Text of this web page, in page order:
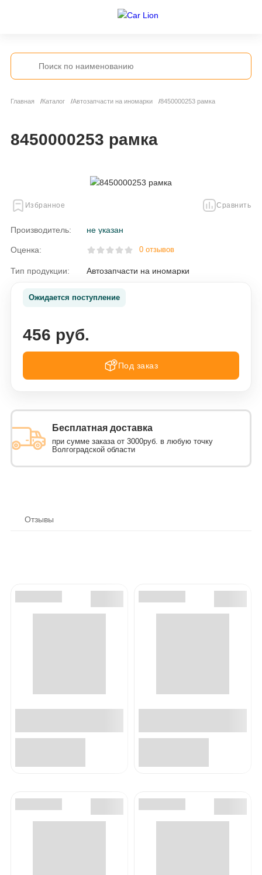
Главная Каталог Автозапчасти на иномарки 8450000253 рамка
8450000253 рамка
Избранное Сравнить
Производитель: не указан
Оценка: 0 отзывов
Тип продукции: Автозапчасти на иномарки
Ожидается поступление
456 руб.
Под заказ
Бесплатная доставка
при сумме заказа от 3000руб. в любую точку
Волгоградской области
Отзывы